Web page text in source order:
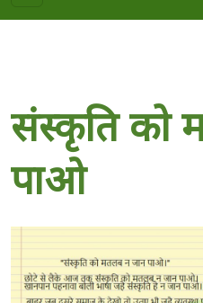
संस्कृति काे
पाओ